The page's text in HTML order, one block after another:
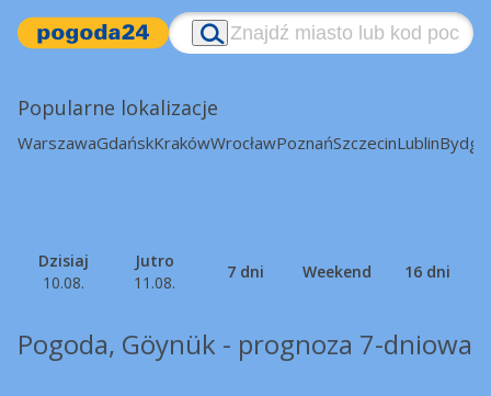
Popularne lokalizacje
WarszawaGdańskKrakówWrocławPoznańSzczecinLublin
Dzisiaj
10.08.
Jutro
11.08.
7 dni Weekend 16 dni
Pogoda, Göynük - prognoza 7-dniowa